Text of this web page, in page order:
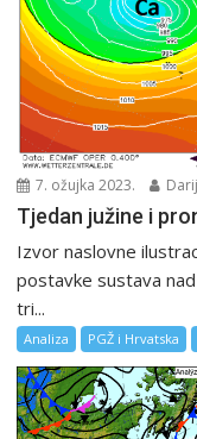
7. ožujka 2023.
Tjedan južine i
Izvor naslovne
postavke sustava
tri...
Analiza PGŽ i Hrvatska